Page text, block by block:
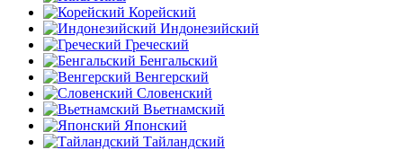
Корейский
Индонезийский
Греческий
Бенгальский
Венгерский
Словенский
Вьетнамский
Японский
Тайландский